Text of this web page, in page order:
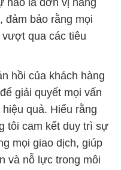
hào là đơn vị hàng
đảm bảo rằng mọi
qua các tiêu
hồi của khách hàng
giải quyết mọi vấn
quả. Hiểu rằng
tôi cam kết duy trì sự
mọi giao dịch, giúp
và nỗ lực trong môi